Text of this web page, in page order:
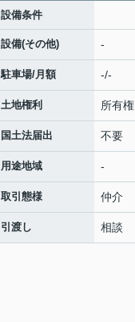
設備条件
設備(その他) -
駐車場/月額 -/-
土地権利 所有権
国土法届出 不要
用途地域 -
取引態様 仲介
引渡し 相談